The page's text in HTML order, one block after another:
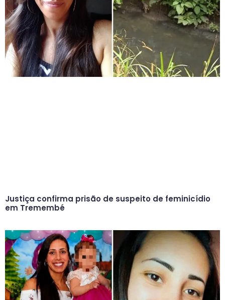
Justiça confirma prisão de suspeito de feminicídio
em Tremembé